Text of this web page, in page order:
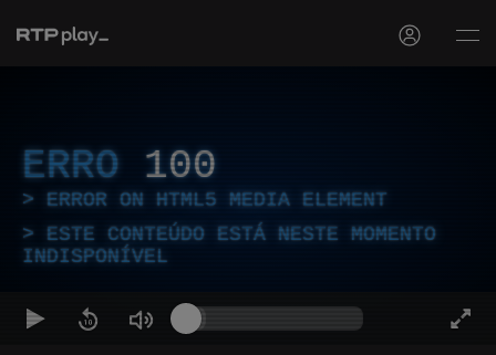
ERRO 100
ERROR ON HTML5 MEDIA ELEMENT
ESTE CONTEÚDO ESTÁ NESTE MOMENTO
INDISPONÍVEL